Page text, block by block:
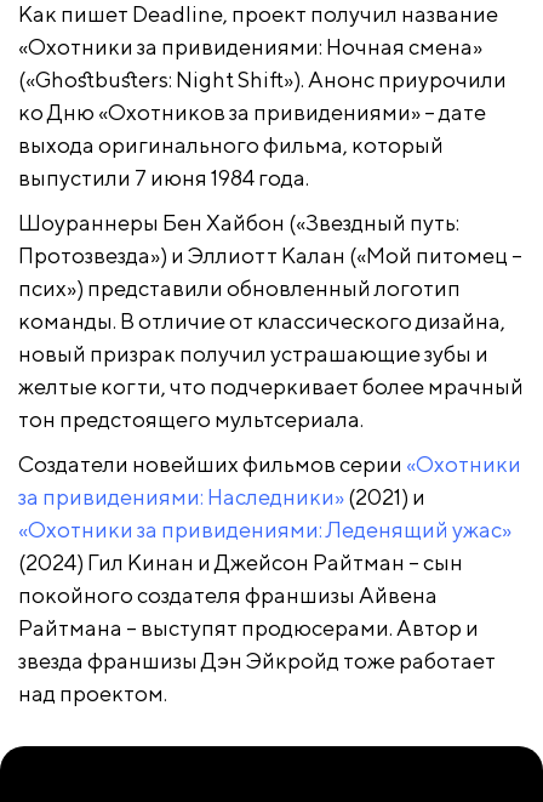
Как пишет Deadline, проект получил название
«Охотники за привидениями: Ночная смена»
(«Ghostbusters: Night Shift»). Анонс приурочили
ко Дню «Охотников за привидениями» – дате
выхода оригинального фильма, который
выпустили 7 июня 1984 года.
Шоураннеры Бен Хайбон («Звездный путь:
Протозвезда») и Эллиотт Калан («Мой питомец –
псих») представили обновленный логотип
команды. В отличие от классического дизайна,
новый призрак получил устрашающие зубы и
желтые когти, что подчеркивает более мрачный
тон предстоящего мультсериала.
Создатели новейших фильмов серии «Охотники
за привидениями: Наследники»(2021) и
«Охотники за привидениями: Леденящий ужас»
(2024) Гил Кинан и Джейсон Райтман – сын
покойного создателя франшизы Айвена
Райтмана – выступят продюсерами. Автор и
звезда франшизы Дэн Эйкройд тоже работает
над проектом.